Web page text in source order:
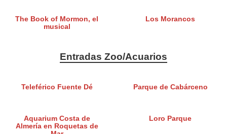
The Book of Mormon, el
musical
Los Morancos
Entradas Zoo/Acuarios
Teleférico Fuente Dé Parque de Cabárceno
Aquarium Costa de
Almería en Roquetas de
Loro Parque